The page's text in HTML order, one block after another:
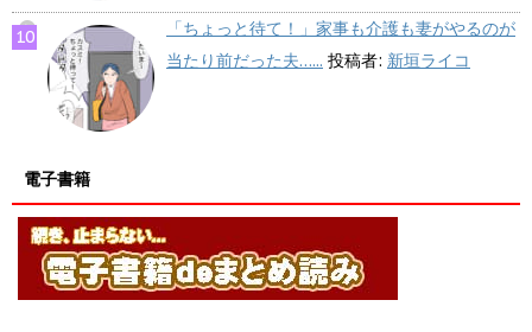
「ちょっと待て！」家事も介護も妻がやるのが
当たり前だった夫…... 投稿者: 新垣ライコ
電子書籍